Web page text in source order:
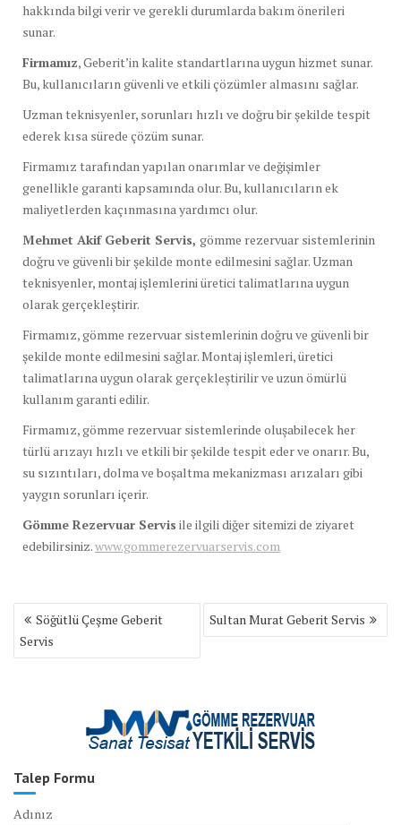
hakkında bilgi verir ve gerekli durumlarda bakım önerileri
sunar.
Firmamız, Geberit’in kalite standartlarına uygun hizmet sunar.
Bu, kullanıcıların güvenli ve etkili çözümler almasını sağlar.
Uzman teknisyenler, sorunları hızlı ve doğru bir şekilde tespit
ederek kısa sürede çözüm sunar.
Firmamız tarafından yapılan onarımlar ve değişimler
genellikle garanti kapsamında olur. Bu, kullanıcıların ek
maliyetlerden kaçınmasına yardımcı olur.
Mehmet Akif Geberit Servis, gömme rezervuar sistemlerinin
doğru ve güvenli bir şekilde monte edilmesini sağlar. Uzman
teknisyenler, montaj işlemlerini üretici talimatlarına uygun
olarak gerçekleştirir.
Firmamız, gömme rezervuar sistemlerinin doğru ve güvenli bir
şekilde monte edilmesini sağlar. Montaj işlemleri, üretici
talimatlarına uygun olarak gerçekleştirilir ve uzun ömürlü
kullanım garanti edilir.
Firmamız, gömme rezervuar sistemlerinde oluşabilecek her
türlü arızayı hızlı ve etkili bir şekilde tespit eder ve onarır. Bu,
su sızıntıları, dolma ve boşaltma mekanizması arızaları gibi
yaygın sorunları içerir.
Gömme Rezervuar Servis ile ilgili diğer sitemizi de ziyaret
edebilirsiniz.www.gommerezervuarservis.com
Yazı
gezinmesi
Söğütlü Çeşme Geberit
Servis
Sultan Murat Geberit Servis
Talep Formu
Adınız